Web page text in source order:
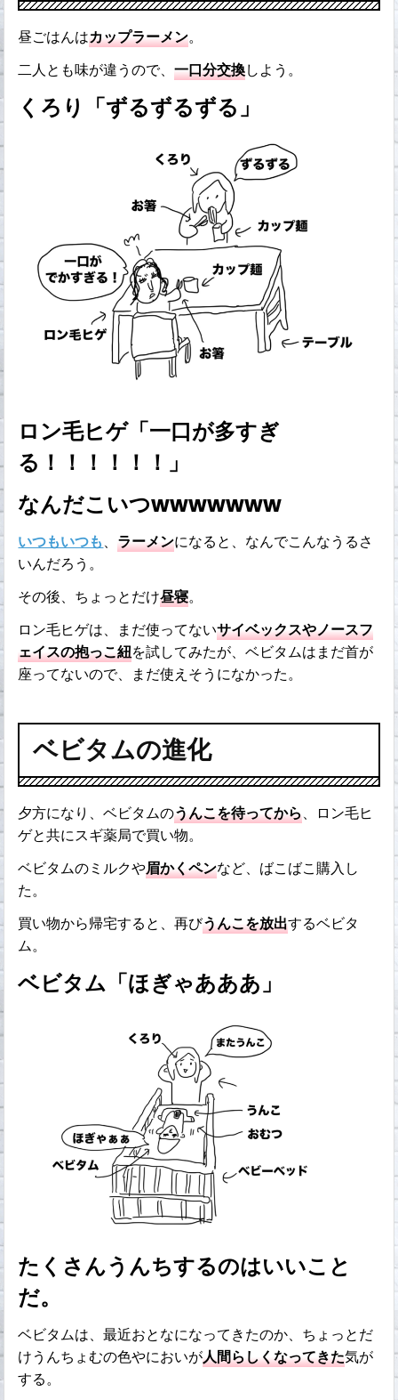
昼ごはんはカップラーメン。
二人とも味が違うので、一口分交換しよう。
くろり「ずるずるずる」
ロン毛ヒゲ「一口が多すぎ
る！！！！！！」
なんだこいつwwwwwww
いつもいつも、ラーメンになると、なんでこんなうるさ
いんだろう。
その後、ちょっとだけ昼寝。
ロン毛ヒゲは、まだ使ってないサイベックスやノースフ
ェイスの抱っこ紐を試してみたが、ベビタムはまだ首が
座ってないので、まだ使えそうになかった。
ベビタムの進化
夕方になり、ベビタムのうんこを待ってから、ロン毛ヒ
ゲと共にスギ薬局で買い物。
ベビタムのミルクや眉かくペンなど、ばこばこ購入し
た。
買い物から帰宅すると、再びうんこを放出するベビタ
ム。
ベビタム「ほぎゃあああ」
たくさんうんちするのはいいこと
だ。
ベビタムは、最近おとなになってきたのか、ちょっとだ
けうんちょむの色やにおいが人間らしくなってきた気が
する。